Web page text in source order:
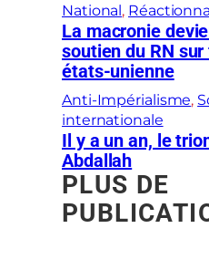
National,
La macronie
soutien du RN sur
états-unienne
Anti-Impérialisme,
internationale
Il y a un an, le
Abdallah
PLUS DE